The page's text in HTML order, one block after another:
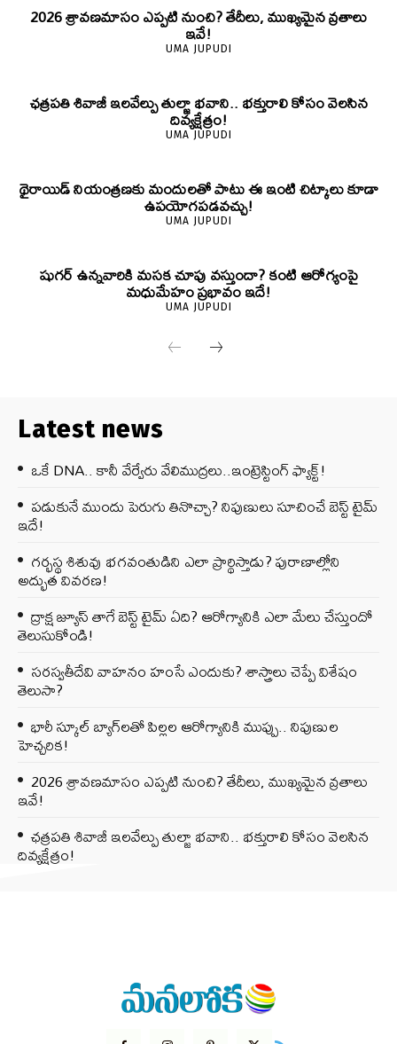
2026 శ్రావణమాసం ఎప్పటి నుంచి? తేదీలు, ముఖ్యమైన వ్రతాలు
ఇవే!
UMA JUPUDI
ఛత్రపతి శివాజీ ఇలవేల్పు తుల్జా భవాని.. భక్తురాలి కోసం వెలసిన
దివ్యక్షేత్రం!
UMA JUPUDI
థైరాయిడ్ నియంత్రణకు మందులతో పాటు ఈ ఇంటి చిట్కాలు కూడా
ఉపయోగపడవచ్చు!
UMA JUPUDI
షుగర్ ఉన్నవారికి మసక చూపు వస్తుందా? కంటి ఆరోగ్యంపై
మధుమేహం ప్రభావం ఇదే!
UMA JUPUDI
Latest news
ఒకే DNA.. కానీ వేర్వేరు వేలిముద్రలు..ఇంట్రెస్టింగ్ ఫ్యాక్ట్!
పడుకునే ముందు పెరుగు తినొచ్చా? నిపుణులు సూచించే బెస్ట్ టైమ్
ఇదే!
గర్భస్థ శిశువు భగవంతుడిని ఎలా ప్రార్థిస్తాడు? పురాణాల్లోని
అద్భుత వివరణ!
ద్రాక్ష జ్యూస్ తాగే బెస్ట్ టైమ్ ఏది? ఆరోగ్యానికి ఎలా మేలు చేస్తుందో
తెలుసుకోండి!
సరస్వతీదేవి వాహనం హంసే ఎందుకు? శాస్త్రాలు చెప్పే విశేషం
తెలుసా?
భారీ స్కూల్ బ్యాగ్‌లతో పిల్లల ఆరోగ్యానికి ముప్పు.. నిపుణుల
హెచ్చరిక!
2026 శ్రావణమాసం ఎప్పటి నుంచి? తేదీలు, ముఖ్యమైన వ్రతాలు
ఇవే!
ఛత్రపతి శివాజీ ఇలవేల్పు తుల్జా భవాని.. భక్తురాలి కోసం వెలసిన
దివ్యక్షేత్రం!